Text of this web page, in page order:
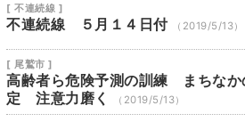
[ 不連続線 ]
不連続線 ５月１４日付 （2019/5/13）
[ 尾鷲市 ]
高齢者ら危険予測の訓練 まちなか
定 注意力磨く
（2019/5/13）